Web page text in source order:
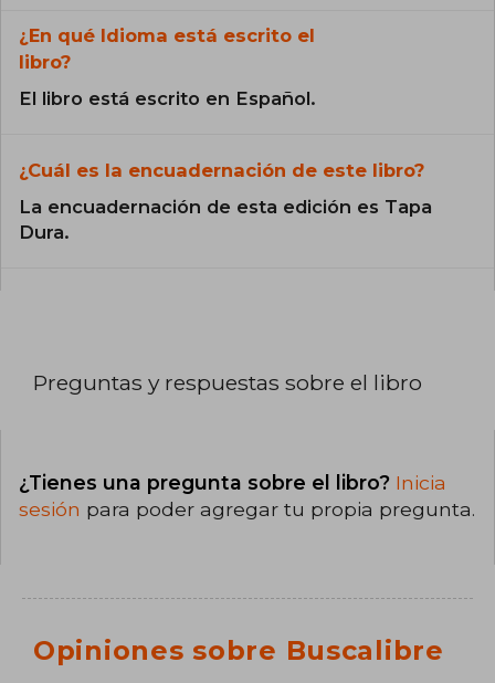
¿En qué Idioma está escrito el
libro?
El libro está escrito en Español.
¿Cuál es la encuadernación de este libro?
La encuadernación de esta edición es Tapa
Dura.
Preguntas y respuestas sobre el libro
¿Tienes una pregunta sobre el libro? Inicia
sesión para poder agregar tu propia pregunta.
Opiniones sobre Buscalibre